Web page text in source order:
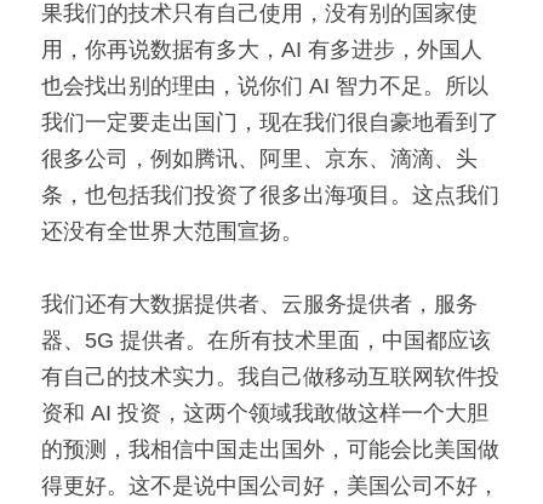
果我们的技术只有自己使用，没有别的国家使
用，你再说数据有多大，AI 有多进步，外国人
也会找出别的理由，说你们 AI 智力不足。所以
我们一定要走出国门，现在我们很自豪地看到了
很多公司，例如腾讯、阿里、京东、滴滴、头
条，也包括我们投资了很多出海项目。这点我们
还没有全世界大范围宣扬。
我们还有大数据提供者、云服务提供者，服务
器、5G 提供者。在所有技术里面，中国都应该
有自己的技术实力。我自己做移动互联网软件投
资和 AI 投资，这两个领域我敢做这样一个大胆
的预测，我相信中国走出国外，可能会比美国做
得更好。这不是说中国公司好，美国公司不好，